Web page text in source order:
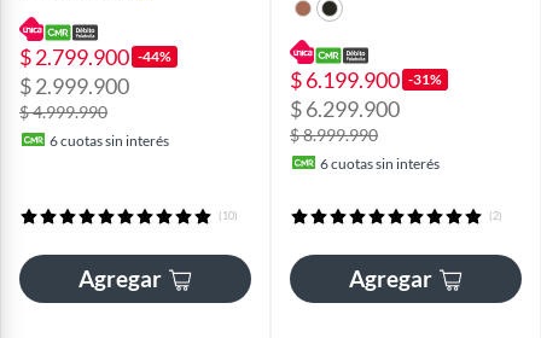
$ 2.799.900 -44%
$ 2.999.900
$ 4.999.990
6cuotas sin interés
(10)
Agregar
$ 6.199.900 -31%
$ 6.299.900
$ 8.999.990
6cuotas sin interés
(2)
Agregar